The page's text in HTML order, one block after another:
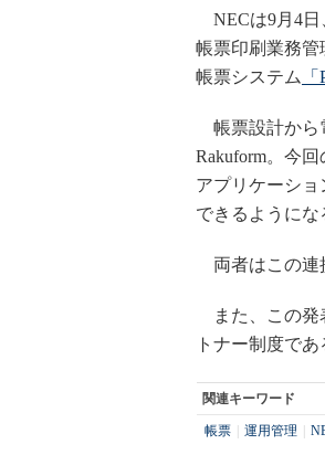
NECは9月4日
帳票印刷業務管
帳票システム
帳票設計から
Rakuform。今
アプリケーシ
できるようにな
両者はこの連
また、この発
トナー制度で
関連キーワード
帳票 運用管理